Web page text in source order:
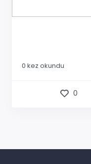
0 kez okundu
0